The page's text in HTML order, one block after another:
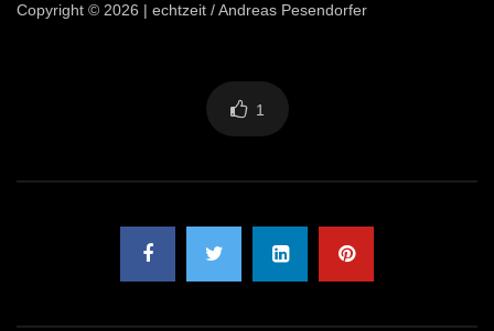
Copyright © 2026 | echtzeit / Andreas Pesendorfer
1